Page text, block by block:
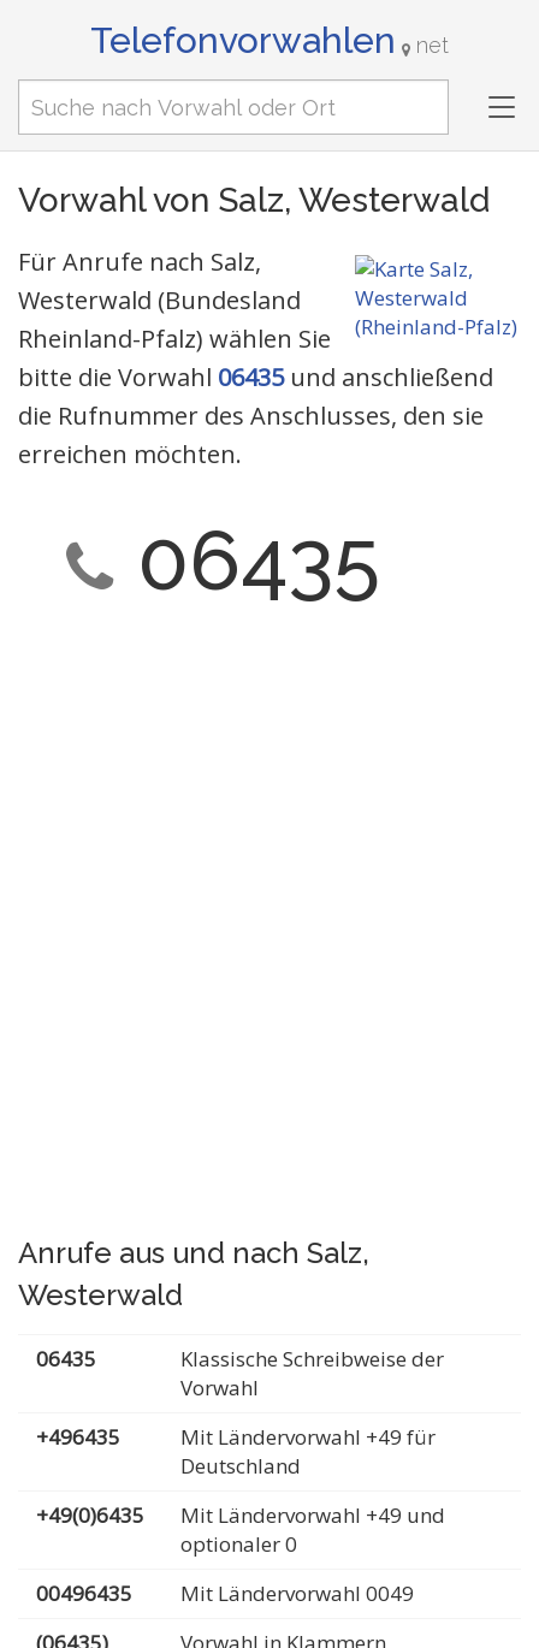
Telefonvorwahlen net
Vorwahl von Salz, Westerwald
Für Anrufe nach Salz,
Westerwald (Bundesland
Rheinland-Pfalz) wählen Sie
bitte die Vorwahl 06435und anschließend
die Rufnummer des Anschlusses, den sie
erreichen möchten.
06435
Anrufe aus und nach Salz,
Westerwald
06435
Klassische Schreibweise der
Vorwahl
+496435
Mit Ländervorwahl +49 für
Deutschland
+49(0)6435
Mit Ländervorwahl +49 und
optionaler 0
00496435
Mit Ländervorwahl 0049